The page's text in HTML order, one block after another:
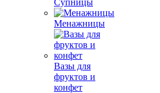
Супницы
Менажницы
Вазы для
фруктов и
конфет